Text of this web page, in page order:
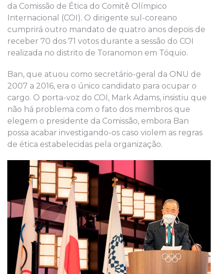
da Comissão de Ética do Comitê Olímpico
Internacional (COI). O dirigente sul-coreano
cumprirá outro mandato de quatro anos depois de
receber 70 dos 71 votos durante a sessão do COI
realizada no distrito de Toranomon em Tóquio.
Ban, que atuou como secretário-geral da ONU de
2007 a 2016, era o único candidato para ocupar o
cargo. O porta-voz do COI, Mark Adams, insistiu que
não há problema com o fato dos membros que
elegem o presidente da Comissão, embora Ban
possa acabar investigando-os caso violem as regras
de ética estabelecidas pela organização.